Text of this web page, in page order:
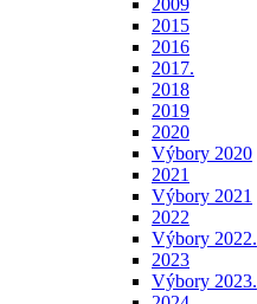
2009
2015
2016
2017.
2018
2019
2020
Výbory 2020
2021
Výbory 2021
2022
Výbory 2022.
2023
Výbory 2023.